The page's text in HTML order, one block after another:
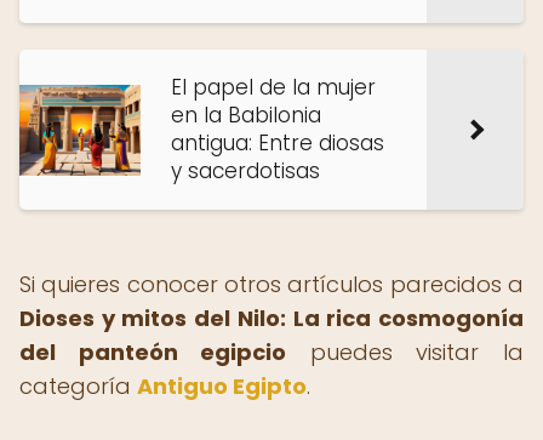
El papel de la mujer
en la Babilonia
antigua: Entre diosas
y sacerdotisas
Si quieres conocer otros artículos parecidos a
Dioses y mitos del Nilo: La rica cosmogonía
del panteón egipcio puedes visitar la
categoría Antiguo Egipto.